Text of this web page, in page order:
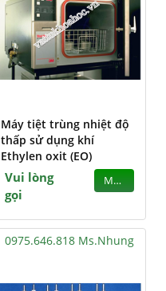
Máy tiệt trùng nhiệt độ
thấp sử dụng khí
Ethylen oxit (EO)
Vui lòng
gọi
MUA
0975.646.818 Ms.Nhung